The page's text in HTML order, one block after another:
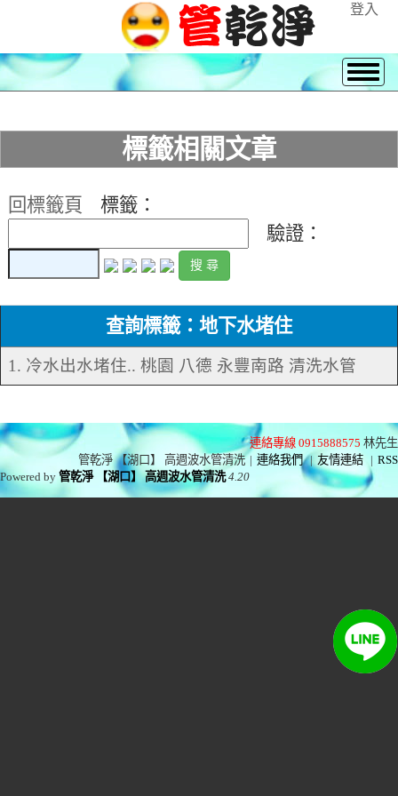
登入
標籤相關文章
回標籤頁
標籤：
驗證：
查詢標籤：地下水堵住
1. 冷水出水堵住.. 桃園 八德 永豐南路 清洗水管
連絡專線 0915888575 林先生
管乾淨 【湖口】 高週波水管清洗 | 連絡我們 | 友情連結 | RSS
Powered by管乾淨 【湖口】 高週波水管清洗 4.20